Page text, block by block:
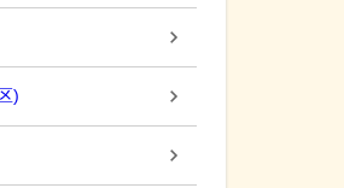
)